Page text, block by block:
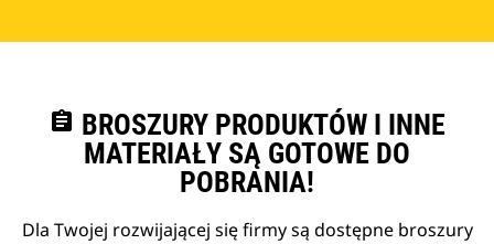
assignment BROSZURY PRODUKTÓW I INNE
MATERIAŁY SĄ GOTOWE DO
POBRANIA!
Dla Twojej rozwijającej się firmy są dostępne broszury